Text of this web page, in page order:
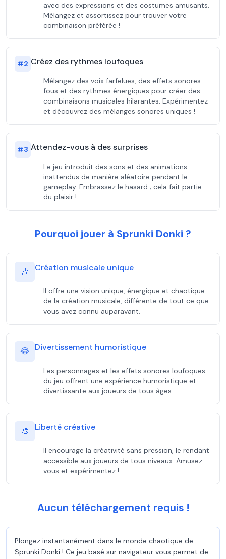
avec des expressions et des costumes amusants.
Mélangez et assortissez pour trouver votre
combinaison préférée !
#2 Créez des rythmes loufoques
Mélangez des voix farfelues, des effets sonores
fous et des rythmes énergiques pour créer des
combinaisons musicales hilarantes. Expérimentez
et découvrez des mélanges sonores uniques !
#3 Attendez-vous à des surprises
Le jeu introduit des sons et des animations
inattendus de manière aléatoire pendant le
gameplay. Embrassez le hasard ; cela fait partie
du plaisir !
Pourquoi jouer à Sprunki Donki ?
🎶 Création musicale unique
Il offre une vision unique, énergique et chaotique
de la création musicale, différente de tout ce que
vous avez connu auparavant.
😂 Divertissement humoristique
Les personnages et les effets sonores loufoques
du jeu offrent une expérience humoristique et
divertissante aux joueurs de tous âges.
🎨 Liberté créative
Il encourage la créativité sans pression, le rendant
accessible aux joueurs de tous niveaux. Amusez-
vous et expérimentez !
Aucun téléchargement requis !
Plongez instantanément dans le monde chaotique de
Sprunki Donki ! Ce jeu basé sur navigateur vous permet de